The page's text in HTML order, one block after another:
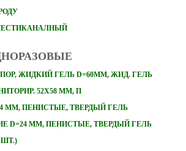
ЖИДКИЙ ГЕЛЬ D=60ММ, ЖИД. ГЕЛЬ
52Х58 ММ, П
ММ, ПЕНИСТЫЕ, ТВЕРДЫЙ ГЕЛЬ
D=24 ММ, ПЕНИСТЫЕ, ТВЕРДЫЙ ГЕЛЬ
ШТ.)